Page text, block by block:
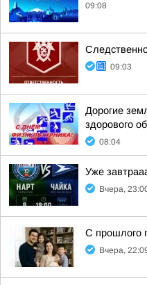
09:08
09:03
Дорогие
здорового
08:04
Уже
Вчера,
С прошлого
Вчера,